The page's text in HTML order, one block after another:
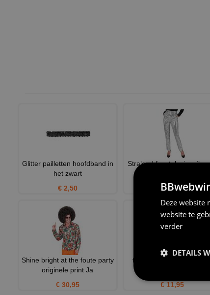
Glitter pailletten hoofdband in
het zwart
€ 2,50
Stralend feestplezier
€ 42,95
Shine bright at the foute party
originele print Ja
€ 30,95
foute handtas de jaren 80
€ 11,95
Deze website
website te
verder
DETAILS